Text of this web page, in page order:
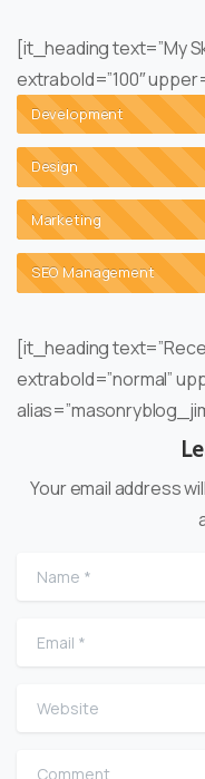
[it_heading text=”My
extrabold=”100″
Development
Design
Marketing
SEO Management
[it_heading
extrabold=”normal”
Your email address
Name
Email
Website
Comment